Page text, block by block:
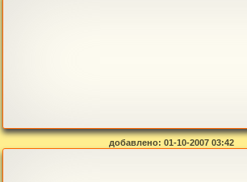
добавлено: 01-10-2007 03:42